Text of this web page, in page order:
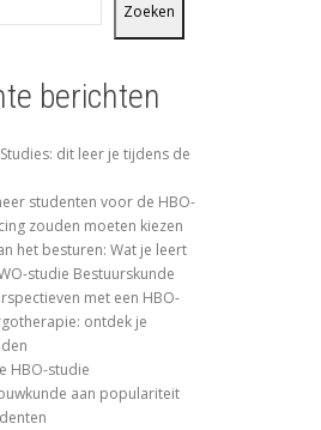
Zoeken
berichten
dit leer je tijdens de
studenten voor de HBO-
zouden moeten kiezen
het besturen: Wat je leert
studie Bestuurskunde
met een HBO-
ontdek je
HBO-studie
aan populariteit